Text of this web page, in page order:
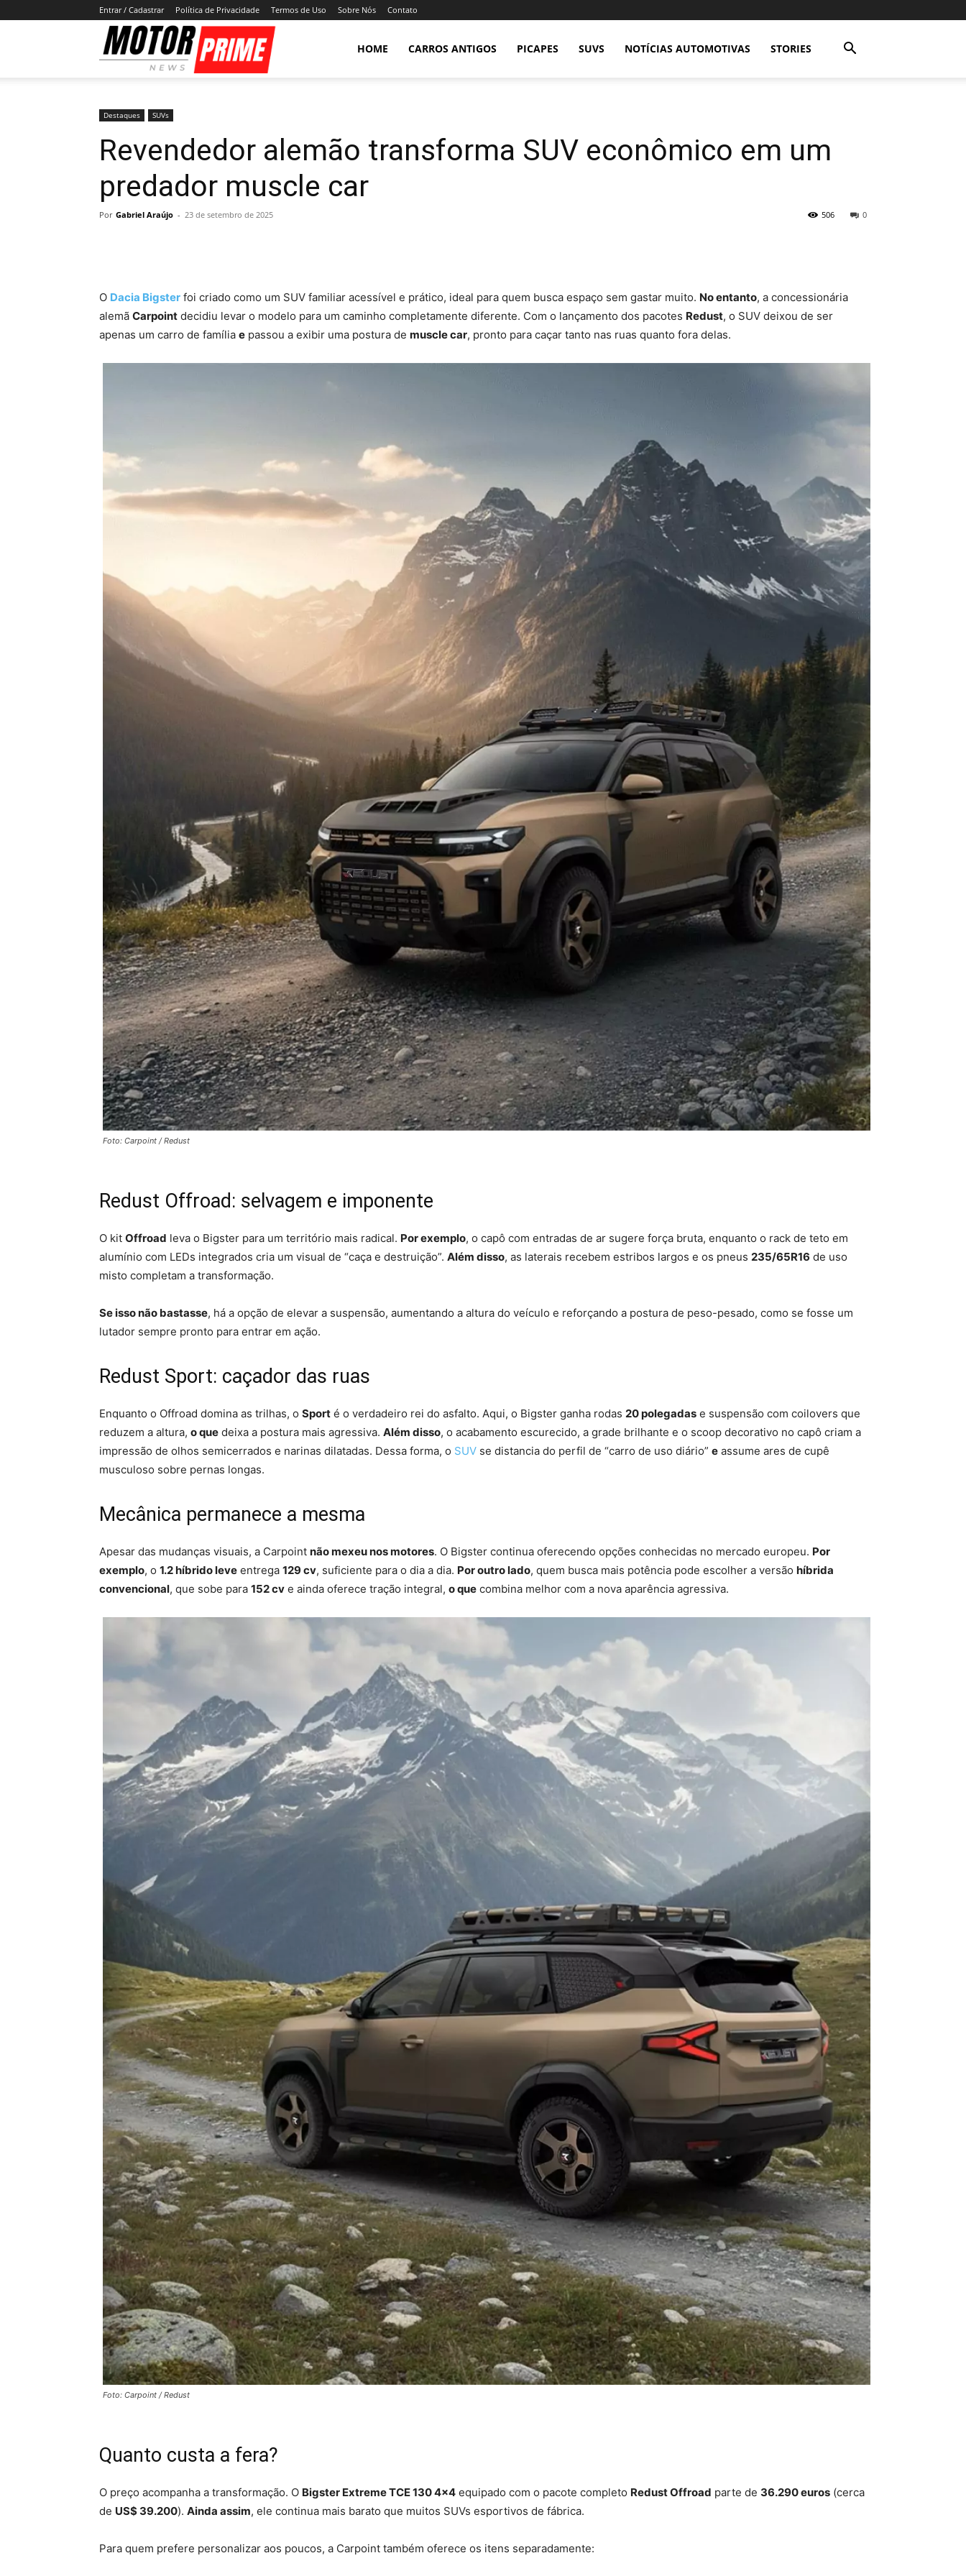
Entrar / Cadastrar Política de Privacidade Termos de Uso Sobre Nós Contato
HOME CARROS ANTIGOS PICAPES SUVS NOTÍCIAS AUTOMOTIVAS STORIES
Destaques SUVs
Revendedor alemão transforma SUV econômico em um
predador muscle car
Por Gabriel Araújo - 23 de setembro de 2025 0
506
O Dacia Bigster foi criado como um SUV familiar acessível e prático, ideal para quem busca espaço sem gastar muito. No entanto, a concessionária
alemã Carpoint decidiu levar o modelo para um caminho completamente diferente. Com o lançamento dos pacotes Redust, o SUV deixou de ser
apenas um carro de família e passou a exibir uma postura de muscle car, pronto para caçar tanto nas ruas quanto fora delas.
Foto: Carpoint / Redust
Redust Offroad: selvagem e imponente
O kit Offroad leva o Bigster para um território mais radical. Por exemplo, o capô com entradas de ar sugere força bruta, enquanto o rack de teto em
alumínio com LEDs integrados cria um visual de “caça e destruição”. Além disso, as laterais recebem estribos largos e os pneus 235/65R16 de uso
misto completam a transformação.
Se isso não bastasse, há a opção de elevar a suspensão, aumentando a altura do veículo e reforçando a postura de peso-pesado, como se fosse um
lutador sempre pronto para entrar em ação.
Redust Sport: caçador das ruas
Enquanto o Offroad domina as trilhas, o Sport é o verdadeiro rei do asfalto. Aqui, o Bigster ganha rodas 20 polegadas e suspensão com coilovers que
reduzem a altura, o que deixa a postura mais agressiva. Além disso, o acabamento escurecido, a grade brilhante e o scoop decorativo no capô criam a
impressão de olhos semicerrados e narinas dilatadas. Dessa forma, o SUV se distancia do perfil de “carro de uso diário” e assume ares de cupê
musculoso sobre pernas longas.
Mecânica permanece a mesma
Apesar das mudanças visuais, a Carpoint não mexeu nos motores. O Bigster continua oferecendo opções conhecidas no mercado europeu. Por
exemplo, o 1.2 híbrido leve entrega 129 cv, suficiente para o dia a dia. Por outro lado, quem busca mais potência pode escolher a versão híbrida
convencional, que sobe para 152 cv e ainda oferece tração integral, o que combina melhor com a nova aparência agressiva.
Foto: Carpoint / Redust
Quanto custa a fera?
O preço acompanha a transformação. O Bigster Extreme TCE 130 4×4 equipado com o pacote completo Redust Offroad parte de 36.290 euros (cerca
de US$ 39.200). Ainda assim, ele continua mais barato que muitos SUVs esportivos de fábrica.
Para quem prefere personalizar aos poucos, a Carpoint também oferece os itens separadamente: